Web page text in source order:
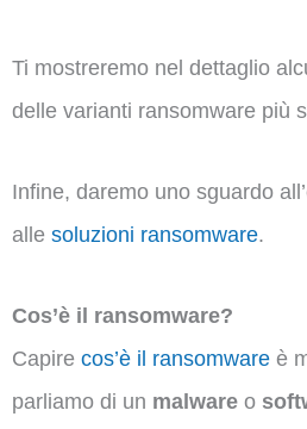
Ti mostreremo nel dettaglio
delle varianti ransomware più
Infine, daremo uno sguardo
alle soluzioni ransomware.
Cos’è il ransomware?
Capire cos’è il ransomware è
parliamo di un malware o